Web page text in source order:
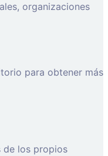
organizaciones
para obtener más
de los propios